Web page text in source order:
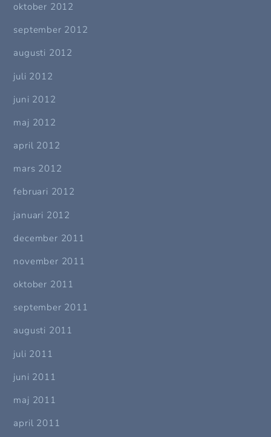
oktober 2012
september 2012
augusti 2012
juli 2012
juni 2012
maj 2012
april 2012
mars 2012
februari 2012
januari 2012
december 2011
november 2011
oktober 2011
september 2011
augusti 2011
juli 2011
juni 2011
maj 2011
april 2011